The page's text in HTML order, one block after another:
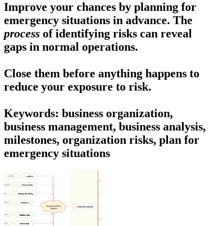
Improve your chances by planning for
emergency situations in advance. The
process of identifying risks can reveal
gaps in normal operations.
Close them before anything happens to
reduce your exposure to risk.
Keywords: business organization,
business management, business analysis,
milestones, organization risks, plan for
emergency situations